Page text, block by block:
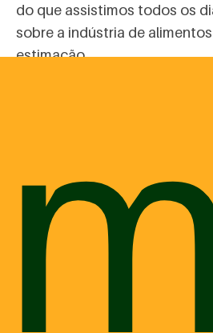
do que assistimos todos os
sobre a indústria de
estimação.
nos posicionar contra ou a
comerciais. A ideia é apenas
lado, que poucos tutores têm
levantamos alguns pontos
O documentário traz